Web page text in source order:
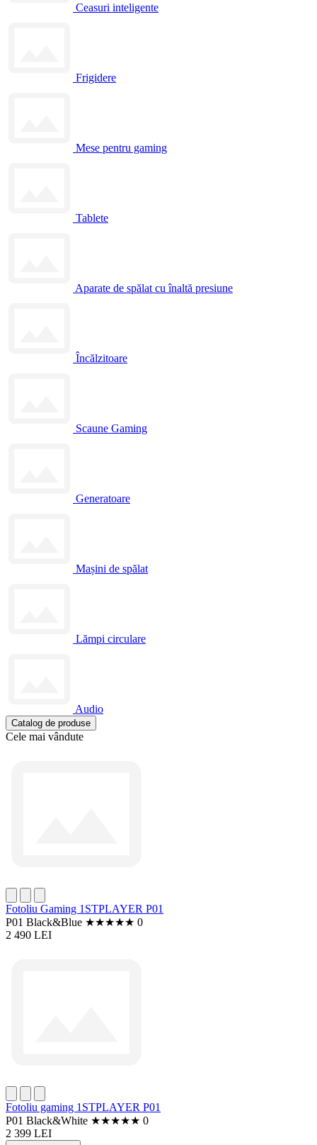
Ceasuri inteligente
Frigidere
Mese pentru gaming
Tablete
Aparate de spălat cu înaltă presiune
Încălzitoare
Scaune Gaming
Generatoare
Mașini de spălat
Lămpi circulare
Audio
Catalog de produse
Cele mai vândute
Fotoliu Gaming 1STPLAYER P01
P01 Black&Blue ★★★★★ 0
2 490 LEI
Fotoliu gaming 1STPLAYER P01
P01 Black&White ★★★★★ 0
2 399 LEI